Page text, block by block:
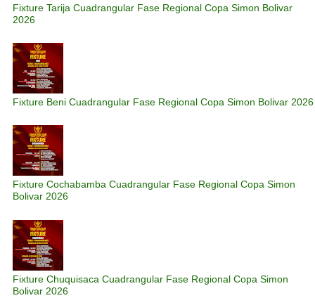
Fixture Tarija Cuadrangular Fase Regional Copa Simon Bolivar
2026
Fixture Beni Cuadrangular Fase Regional Copa Simon Bolivar 2026
Fixture Cochabamba Cuadrangular Fase Regional Copa Simon
Bolivar 2026
Fixture Chuquisaca Cuadrangular Fase Regional Copa Simon
Bolivar 2026